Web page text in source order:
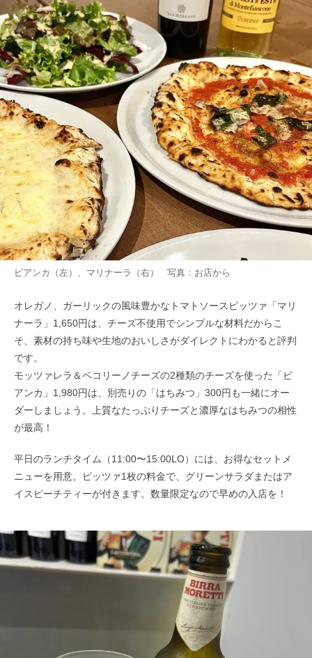
ビアンカ（左）、マリナーラ（右） 写真：お店から
オレガノ、ガーリックの風味豊かなトマトソースピッツァ「マリ
ナーラ」1,650円は、チーズ不使用でシンプルな材料だからこ
そ、素材の持ち味や生地のおいしさがダイレクトにわかると評判
です。
モッツァレラ＆ペコリーノチーズの2種類のチーズを使った「ビ
アンカ」1,980円は、別売りの「はちみつ」300円も一緒にオー
ダーしましょう。上質なたっぷりチーズと濃厚なはちみつの相性
が最高！
平日のランチタイム（11:00〜15:00LO）には、お得なセットメ
ニューを用意。ピッツァ1枚の料金で、グリーンサラダまたはア
イスピーチティーが付きます。数量限定なので早めの入店を！